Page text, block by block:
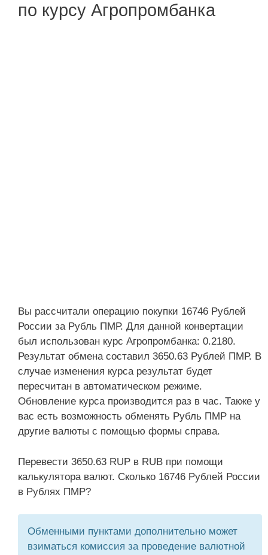
по курсу Агропромбанка
Вы рассчитали операцию покупки 16746 Рублей
России за Рубль ПМР. Для данной конвертации
был использован курс Агропромбанка: 0.2180.
Результат обмена составил 3650.63 Рублей ПМР. В
случае изменения курса результат будет
пересчитан в автоматическом режиме.
Обновление курса производится раз в час. Также у
вас есть возможность обменять Рубль ПМР на
другие валюты с помощью формы справа.
Перевести 3650.63 RUP в RUB при помощи
калькулятора валют. Сколько 16746 Рублей России
в Рублях ПМР?
Обменными пунктами дополнительно может
взиматься комиссия за проведение валютной